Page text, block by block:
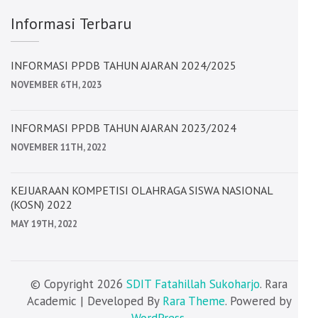
Informasi Terbaru
INFORMASI PPDB TAHUN AJARAN 2024/2025
NOVEMBER 6TH, 2023
INFORMASI PPDB TAHUN AJARAN 2023/2024
NOVEMBER 11TH, 2022
KEJUARAAN KOMPETISI OLAHRAGA SISWA NASIONAL
(KOSN) 2022
MAY 19TH, 2022
© Copyright 2026 SDIT Fatahillah Sukoharjo. Rara
Academic | Developed By Rara Theme. Powered by